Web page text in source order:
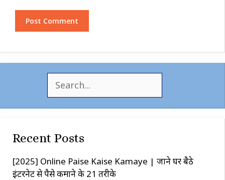
h
Recent Posts
[2025] Online Paise Kaise Kamaye | जाने घर बैठे
इंटरनेट से पैसे कमाने के 21 तरीके